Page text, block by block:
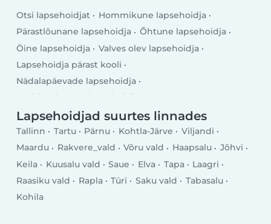
Otsi lapsehoidjat
Hommikune lapsehoidja
Pärastlõunane lapsehoidja
Õhtune lapsehoidja
Öine lapsehoidja
Valves olev lapsehoidja
Lapsehoidja pärast kooli
Nädalapäevade lapsehoidja
Nädalavahetuse lapsehoidja
Lapsehoidjad suurtes linnades
Tallinn Tartu Pärnu Kohtla-Järve
Viljandi
Maardu
Rakvere_vald Võru vald Haapsalu
Jõhvi
Keila
Kuusalu vald Saue Elva Tapa
Laagri
Raasiku vald
Rapla Türi Saku vald
Tabasalu
Kohila